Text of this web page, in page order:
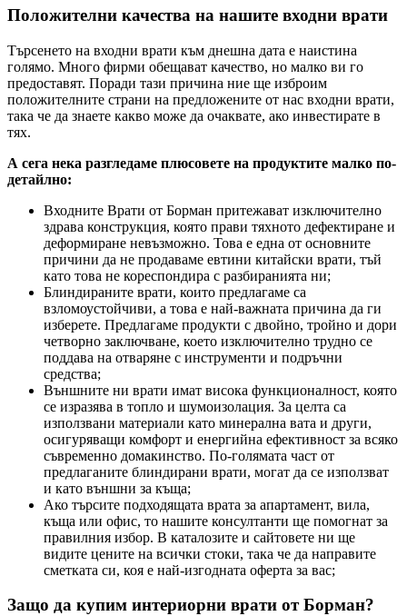
Положителни качества на нашите входни врати
Търсенето на входни врати към днешна дата е наистина
голямо. Много фирми обещават качество, но малко ви го
предоставят. Поради тази причина ние ще изброим
положителните страни на предложените от нас входни врати,
така че да знаете какво може да очаквате, ако инвестирате в
тях.
А сега нека разгледаме плюсовете на продуктите малко по-
детайлно:
Входните Врати от Борман притежават изключително
здрава конструкция, която прави тяхното дефектиране и
деформиране невъзможно. Това е една от основните
причини да не продаваме евтини китайски врати, тъй
като това не кореспондира с разбиранията ни;
Блиндираните врати, които предлагаме са
взломоустойчиви, а това е най-важната причина да ги
изберете. Предлагаме продукти с двойно, тройно и дори
четворно заключване, което изключително трудно се
поддава на отваряне с инструменти и подръчни
средства;
Външните ни врати имат висока функционалност, която
се изразява в топло и шумоизолация. За целта са
използвани материали като минерална вата и други,
осигуряващи комфорт и енергийна ефективност за всяко
съвременно домакинство. По-голямата част от
предлаганите блиндирани врати, могат да се използват
и като външни за къща;
Ако търсите подходящата врата за апартамент, вила,
къща или офис, то нашите консултанти ще помогнат за
правилния избор. В каталозите и сайтовете ни ще
видите цените на всички стоки, така че да направите
сметката си, коя е най-изгодната оферта за вас;
Защо да купим интериорни врати от Борман?